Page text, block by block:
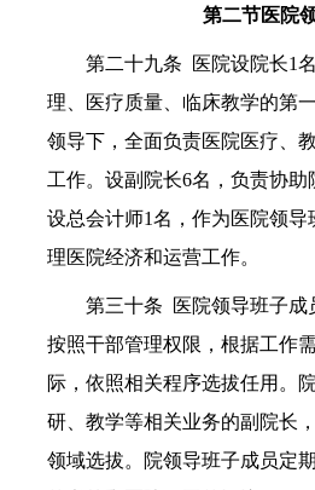
第二节医院
第二十九条 医院设院长1
理、医疗质量、临床教学的第
领导下，全面负责医院医疗、
工作。设副院长6名，负责协助
设总会计师1名，作为医院领导
理医院经济和运营工作。
第三十条 医院领导班子成
按照干部管理权限，根据工作
际，依照相关程序选拔任用。
研、教学等相关业务的副院长
领域选拔。院领导班子成员定